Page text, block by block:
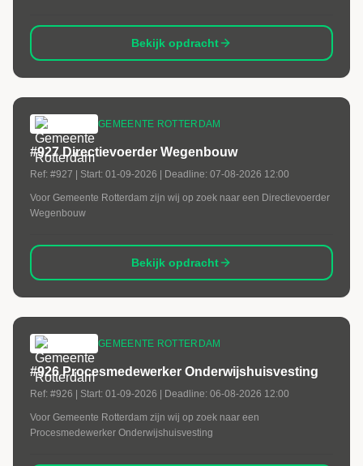
Bekijk opdracht
GEMEENTE ROTTERDAM
#927 Directievoerder Wegenbouw
Ref: #927 | Start: 01-09-2026 | Deadline: 07-08-2026 12:00
Voor Gemeente Rotterdam zijn wij op zoek naar een Directievoerder
Wegenbouw
Bekijk opdracht
GEMEENTE ROTTERDAM
#926 Procesmedewerker Onderwijshuisvesting
Ref: #926 | Start: 01-09-2026 | Deadline: 06-08-2026 12:00
Voor Gemeente Rotterdam zijn wij op zoek naar een
Procesmedewerker Onderwijshuisvesting